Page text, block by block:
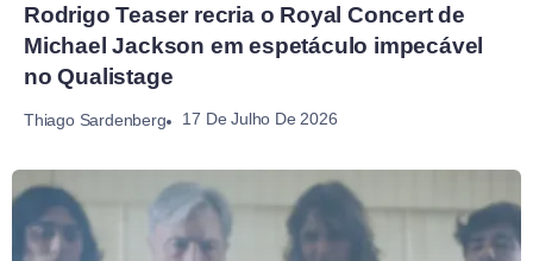
Rodrigo Teaser recria o Royal Concert de
Michael Jackson em espetáculo impecável
no Qualistage
Thiago Sardenberg 17 De Julho De 2026